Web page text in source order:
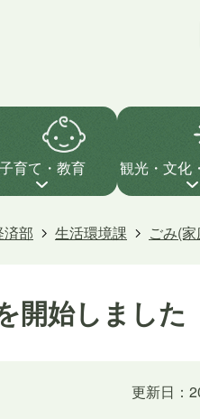
子育て・教育 観光・文化
済部 生活環境課 ごみ(
開始しました
更新日：